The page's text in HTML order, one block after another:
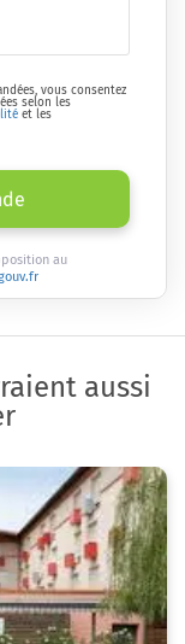
vous consentez
selon les
et les
au
aussi